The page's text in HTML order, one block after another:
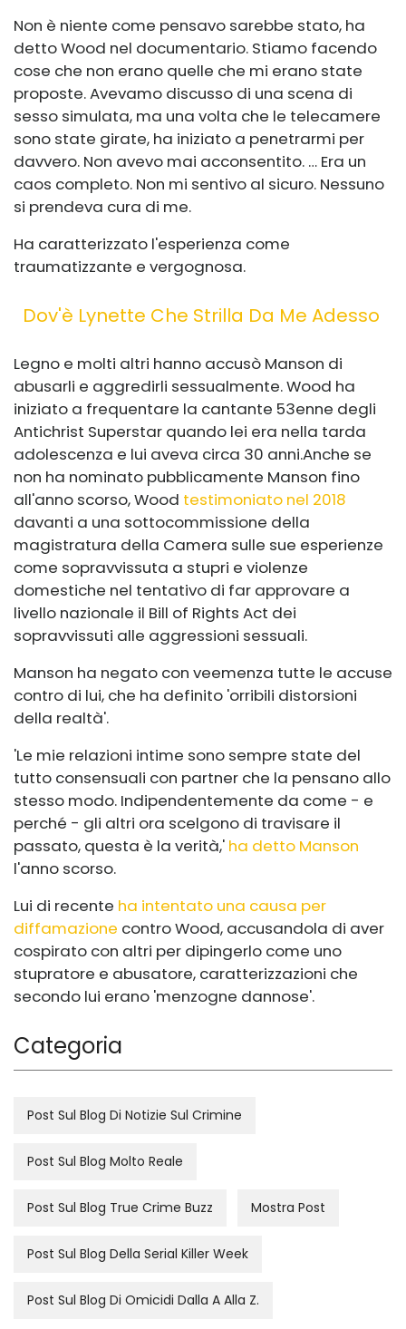
Non è niente come pensavo sarebbe stato, ha
detto Wood nel documentario. Stiamo facendo
cose che non erano quelle che mi erano state
proposte. Avevamo discusso di una scena di
sesso simulata, ma una volta che le telecamere
sono state girate, ha iniziato a penetrarmi per
davvero. Non avevo mai acconsentito. … Era un
caos completo. Non mi sentivo al sicuro. Nessuno
si prendeva cura di me.
Ha caratterizzato l'esperienza come
traumatizzante e vergognosa.
Dov'è Lynette Che Strilla Da Me Adesso
Legno e molti altri hanno accusò Manson di
abusarli e aggredirli sessualmente. Wood ha
iniziato a frequentare la cantante 53enne degli
Antichrist Superstar quando lei era nella tarda
adolescenza e lui aveva circa 30 anni.Anche se
non ha nominato pubblicamente Manson fino
all'anno scorso, Wood testimoniato nel 2018
davanti a una sottocommissione della
magistratura della Camera sulle sue esperienze
come sopravvissuta a stupri e violenze
domestiche nel tentativo di far approvare a
livello nazionale il Bill of Rights Act dei
sopravvissuti alle aggressioni sessuali.
Manson ha negato con veemenza tutte le accuse
contro di lui, che ha definito 'orribili distorsioni
della realtà'.
'Le mie relazioni intime sono sempre state del
tutto consensuali con partner che la pensano allo
stesso modo. Indipendentemente da come - e
perché - gli altri ora scelgono di travisare il
passato, questa è la verità,' ha detto Manson
l'anno scorso.
Lui di recente ha intentato una causa per
diffamazione contro Wood, accusandola di aver
cospirato con altri per dipingerlo come uno
stupratore e abusatore, caratterizzazioni che
secondo lui erano 'menzogne ​​dannose'.
Categoria
Post Sul Blog Di Notizie Sul Crimine
Post Sul Blog Molto Reale
Post Sul Blog True Crime Buzz Mostra Post
Post Sul Blog Della Serial Killer Week
Post Sul Blog Di Omicidi Dalla A Alla Z.